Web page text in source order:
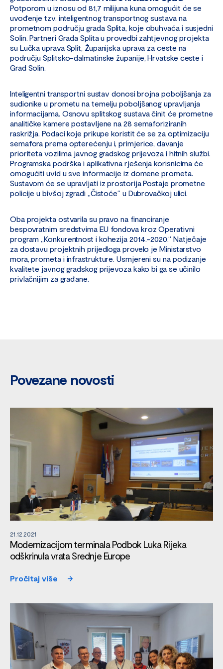
Potporom u iznosu od 81,7 milijuna kuna omogućit će se
uvođenje tzv. inteligentnog transportnog sustava na
prometnom području grada Splita, koje obuhvaća i susjedni
Solin. Partneri Grada Splita u provedbi zahtjevnog projekta
su Lučka uprava Split, Županijska uprava za ceste na
području Splitsko-dalmatinske županije, Hrvatske ceste i
Grad Solin.
Inteligentni transportni sustav donosi brojna poboljšanja za
sudionike u prometu na temelju poboljšanog upravljanja
informacijama. Osnovu splitskog sustava činit će prometne
analitičke kamere postavljene na 28 semaforiziranih
raskrižja. Podaci koje prikupe koristit će se za optimizaciju
semafora prema opterećenju i, primjerice, davanje
prioriteta vozilima javnog gradskog prijevoza i hitnih službi.
Programska podrška i aplikativna rješenja korisnicima će
omogućiti uvid u sve informacije iz domene prometa.
Sustavom će se upravljati iz prostorija Postaje prometne
policije u bivšoj zgradi „Čistoće“ u Dubrovačkoj ulici.
Oba projekta ostvarila su pravo na financiranje
bespovratnim sredstvima EU fondova kroz Operativni
program „Konkurentnost i kohezija 2014.-2020.“ Natječaje
za dostavu projektnih prijedloga provelo je Ministarstvo
mora, prometa i infrastrukture. Usmjereni su na podizanje
kvalitete javnog gradskog prijevoza kako bi ga se učinilo
privlačnijim za građane.
Povezane novosti
21.12.2021
Modernizacijom terminala Podbok Luka Rijeka
odškrinula vrata Srednje Europe
Pročitaj više